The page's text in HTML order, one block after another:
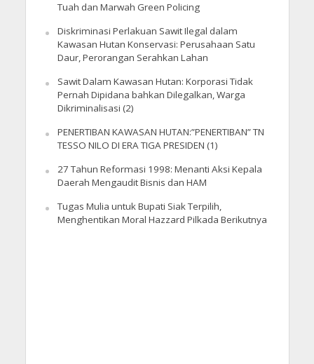
Tuah dan Marwah Green Policing
Diskriminasi Perlakuan Sawit Ilegal dalam
Kawasan Hutan Konservasi: Perusahaan Satu
Daur, Perorangan Serahkan Lahan
Sawit Dalam Kawasan Hutan: Korporasi Tidak
Pernah Dipidana bahkan Dilegalkan, Warga
Dikriminalisasi (2)
PENERTIBAN KAWASAN HUTAN:”PENERTIBAN” TN
TESSO NILO DI ERA TIGA PRESIDEN (1)
27 Tahun Reformasi 1998: Menanti Aksi Kepala
Daerah Mengaudit Bisnis dan HAM
Tugas Mulia untuk Bupati Siak Terpilih,
Menghentikan Moral Hazzard Pilkada Berikutnya